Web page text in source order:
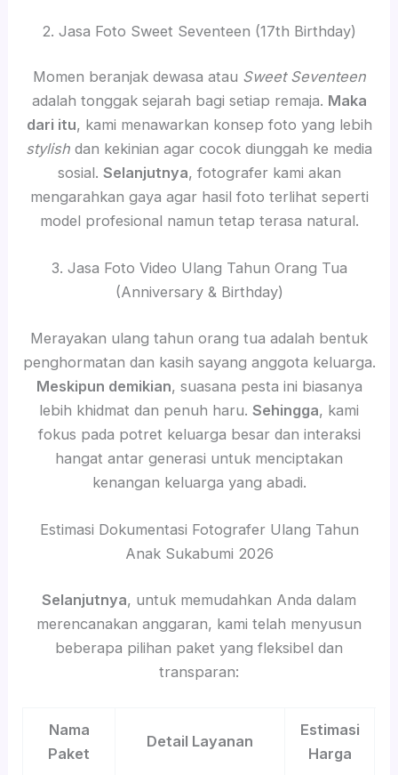
2. Jasa Foto Sweet Seventeen (17th Birthday)
Momen beranjak dewasa atau Sweet Seventeen
adalah tonggak sejarah bagi setiap remaja. Maka
dari itu, kami menawarkan konsep foto yang lebih
stylish dan kekinian agar cocok diunggah ke media
sosial. Selanjutnya, fotografer kami akan
mengarahkan gaya agar hasil foto terlihat seperti
model profesional namun tetap terasa natural.
3. Jasa Foto Video Ulang Tahun Orang Tua
(Anniversary & Birthday)
Merayakan ulang tahun orang tua adalah bentuk
penghormatan dan kasih sayang anggota keluarga.
Meskipun demikian, suasana pesta ini biasanya
lebih khidmat dan penuh haru. Sehingga, kami
fokus pada potret keluarga besar dan interaksi
hangat antar generasi untuk menciptakan
kenangan keluarga yang abadi.
Estimasi Dokumentasi Fotografer Ulang Tahun
Anak Sukabumi 2026
Selanjutnya, untuk memudahkan Anda dalam
merencanakan anggaran, kami telah menyusun
beberapa pilihan paket yang fleksibel dan
transparan:
Nama
Paket
Detail Layanan
Estimasi
Harga